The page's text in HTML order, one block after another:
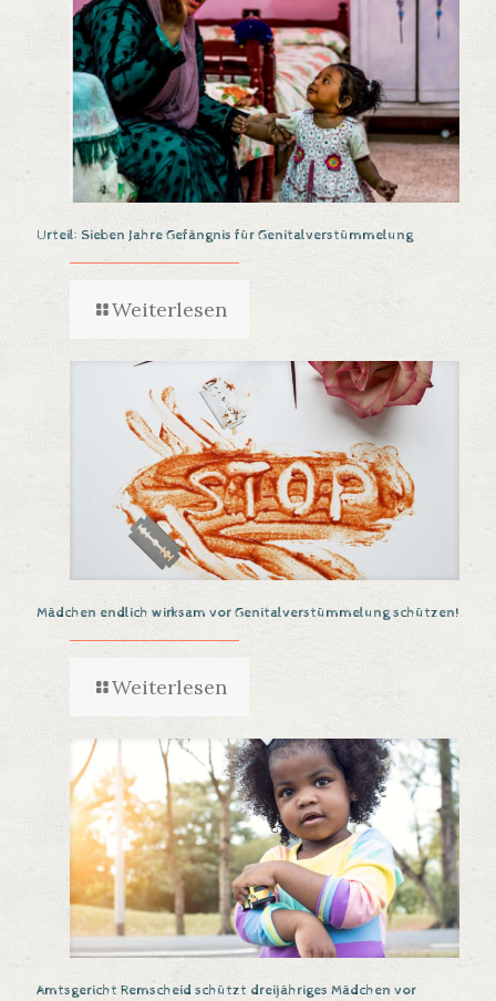
Urteil: Sieben Jahre Gefängnis für Genitalverstümmelung
Weiterlesen
Mädchen endlich wirksam vor Genitalverstümmelung schützen!
Weiterlesen
Amtsgericht Remscheid schützt dreijähriges Mädchen vor